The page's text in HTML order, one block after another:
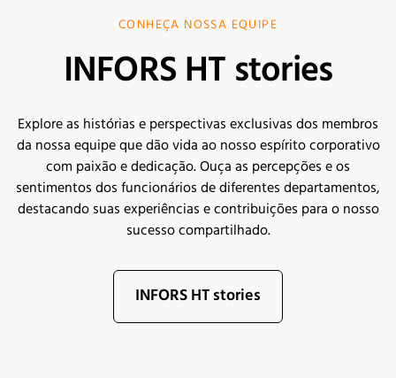
CONHEÇA NOSSA EQUIPE
INFORS HT stories
Explore as histórias e perspectivas exclusivas dos membros
da nossa equipe que dão vida ao nosso espírito corporativo
com paixão e dedicação. Ouça as percepções e os
sentimentos dos funcionários de diferentes departamentos,
destacando suas experiências e contribuições para o nosso
sucesso compartilhado.
INFORS HT stories